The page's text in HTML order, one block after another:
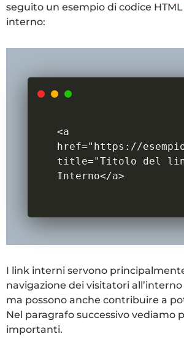
seguito un esempio di codice
interno:
<a
href="https://
title="Titolo del
I link interni servono
navigazione dei visitatori
ma possono anche contribuire a
Nel paragrafo successivo vediamo
importanti.